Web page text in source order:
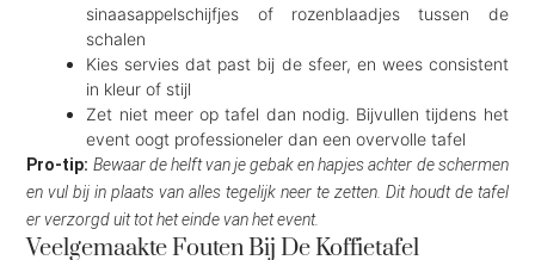
sinaasappelschijfjes of rozenblaadjes tussen de
schalen
Kies servies dat past bij de sfeer, en wees consistent
in kleur of stijl
Zet niet meer op tafel dan nodig. Bijvullen tijdens het
event oogt professioneler dan een overvolle tafel
Pro-tip: Bewaar de helft van je gebak en hapjes achter de schermen
en vul bij in plaats van alles tegelijk neer te zetten. Dit houdt de tafel
er verzorgd uit tot het einde van het event.
Veelgemaakte Fouten Bij De Koffietafel